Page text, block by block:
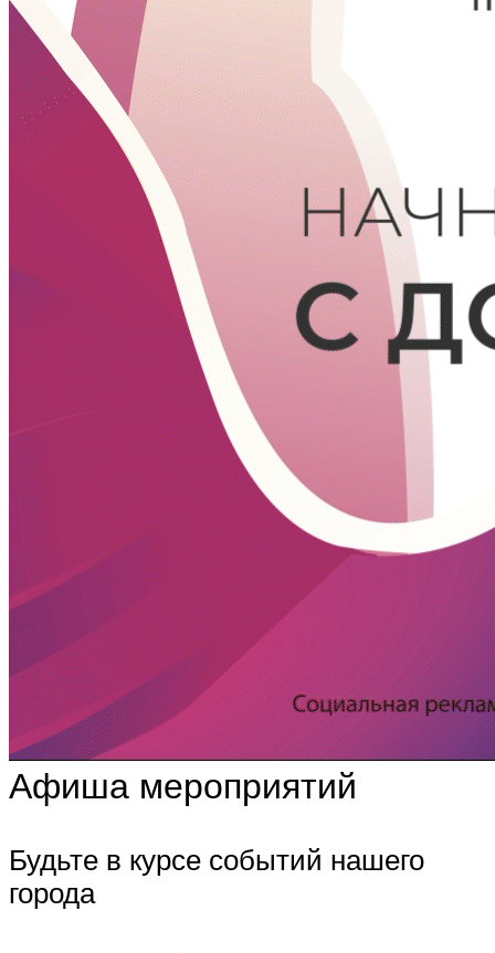
Афиша мероприятий
Будьте в курсе событий нашего
города